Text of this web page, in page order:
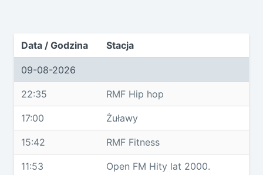
Data / Godzina Stacja
09-08-2026
22:35 RMF Hip hop
17:00 Żuławy
15:42 RMF Fitness
11:53 Open FM Hity lat 2000.